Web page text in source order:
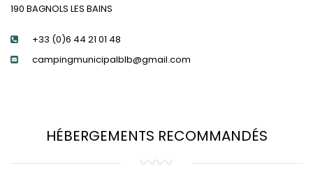
190 BAGNOLS LES BAINS
+33 (0)6 44 21 01 48
campingmunicipalblb@gmail.com
HÉBERGEMENTS RECOMMANDÉS